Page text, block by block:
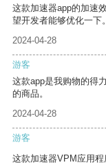
这款加速器app的加速
望开发者能够优化一下。
2024-04-28
游客
这款app是我购物的得
的商品。
2024-04-28
游客
这款加速器VPM应用程